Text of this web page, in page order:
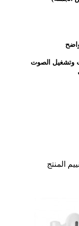
وتشغيل الصوت
المنتج